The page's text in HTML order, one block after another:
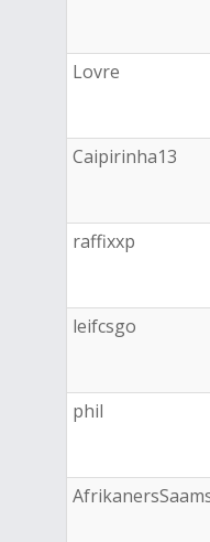
Lovre
Caipirinha13
raffixxp
leifcsgo
phil